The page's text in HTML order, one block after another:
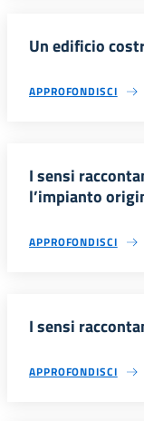
Un edificio
APPROFONDISCI
I sensi
l’impianto
APPROFONDISCI
I sensi
APPROFONDISCI